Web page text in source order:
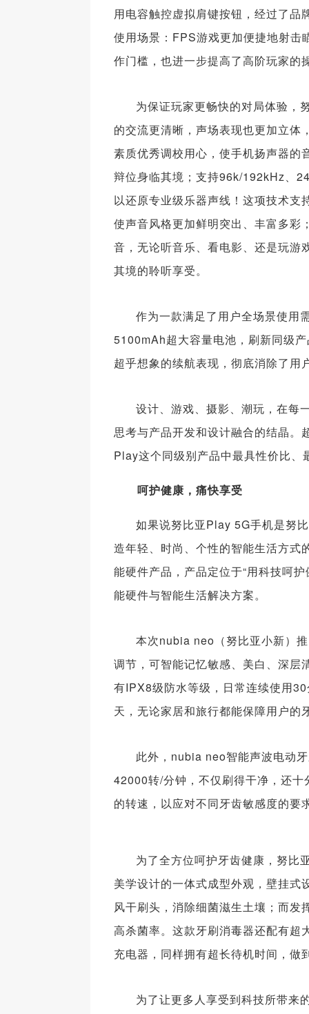
用电容触控虚拟肩键按钮，经过了品
使用场景：FPS游戏更加便捷地射击
作门槛，也进一步提高了高阶玩家的
为保证玩家更畅快的对局体验，
的交流更清晰，声场表现也更加立
素质优秀调校用心，使手机扬声器的
辩位身临其境；支持96k/192kHz、
以还原专业级乐器声线！这项技术
使声音风格更加鲜明突出、丰富多彩
音，无论听音乐、看电影、还是玩
其境的聆听享受。
作为一款满足了用户全场景使用
5100mAh超大容量电池，刷新同级
超乎想象的续航表现，彻底消除了
设计、游戏、摄影、潮玩，在每
思考与产品开发和设计融合的结晶。
Play这个同级别产品中最具性价比
呵护健康，痛快享受
如果说努比亚Play 5G手机是努
造年轻、时尚、个性的智能生活方
能硬件产品，产品定位于“用科技呵
能硬件与智能生活解决方案。
本次nubia neo（努比亚小新）
调节，可智能记忆敏感、美白、深层
有IPX8级防水等级，日常连续使用
天，无论家居和旅行都能保障用户的
此外，nubia neo智能声波电动
42000转/分钟，不仅刷得干净，还
的转速，以应对不同牙齿敏感度的要
为了全方位呵护牙齿健康，努比
美学设计的一体式成型外观，壁挂式
风干刷头，消除细菌滋生土壤；而
高杀菌率。这款牙刷消毒器还配有超
充电器，同样拥有超长待机时间，做
为了让更多人享受到科技所带来